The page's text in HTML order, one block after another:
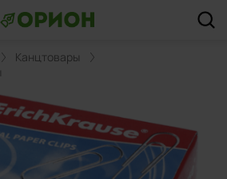
Канцтовары